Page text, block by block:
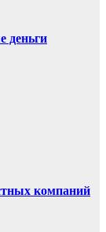
деньги
компаний